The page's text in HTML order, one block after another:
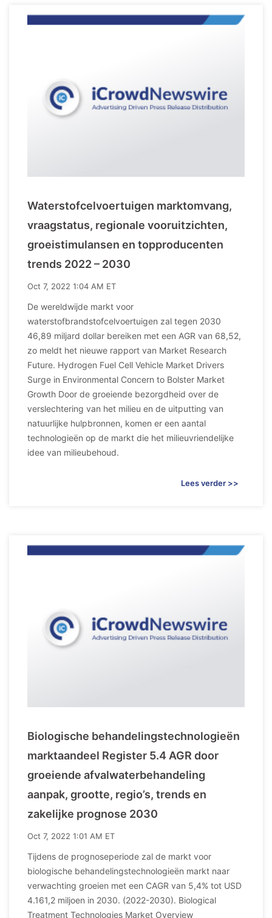
Waterstofcelvoertuigen marktomvang,
vraagstatus, regionale vooruitzichten,
groeistimulansen en topproducenten
trends 2022 – 2030
Oct 7, 2022 1:04 AM ET
De wereldwijde markt voor
waterstofbrandstofcelvoertuigen zal tegen 2030
46,89 miljard dollar bereiken met een AGR van 68,52,
zo meldt het nieuwe rapport van Market Research
Future. Hydrogen Fuel Cell Vehicle Market Drivers
Surge in Environmental Concern to Bolster Market
Growth Door de groeiende bezorgdheid over de
verslechtering van het milieu en de uitputting van
natuurlijke hulpbronnen, komen er een aantal
technologieën op de markt die het milieuvriendelijke
idee van milieubehoud.
Lees verder >>
Biologische behandelingstechnologieën
marktaandeel Register 5.4 AGR door
groeiende afvalwaterbehandeling
aanpak, grootte, regio’s, trends en
zakelijke prognose 2030
Oct 7, 2022 1:01 AM ET
Tijdens de prognoseperiode zal de markt voor
biologische behandelingstechnologieën markt naar
verwachting groeien met een CAGR van 5,4% tot USD
4.161,2 miljoen in 2030. (2022-2030). Biological
Treatment Technologies Market Overview